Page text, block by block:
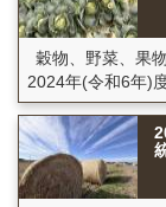
穀物、野菜、果
2024年(令和6年)